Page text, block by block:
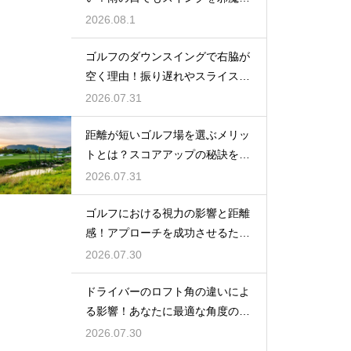
ない選び方
2026.08.1
ゴルフのダウンスイングで右脇が
空く理由！振り遅れやスライスを
防ぐ改善
2026.07.31
距離が短いゴルフ場を選ぶメリッ
トとは？スコアアップの秘訣を公
開
2026.07.31
ゴルフにおける視力の影響と距離
感！アプローチを成功させるため
の目のケア
2026.07.30
ドライバーのロフト角の違いによ
る影響！あなたに最適な角度の選
び方
2026.07.30